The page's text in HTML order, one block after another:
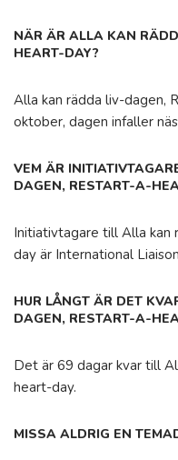
NÄR ÄR ALLA KAN
HEART-DAY?
Alla kan rädda liv-dagen,
oktober, dagen infaller
VEM ÄR
DAGEN, RESTART-A-
Initiativtagare till Alla kan
day är International
HUR LÅNGT ÄR DET
DAGEN, RESTART-A-
Det är 69 dagar kvar till
heart-day.
MISSA ALDRIG EN